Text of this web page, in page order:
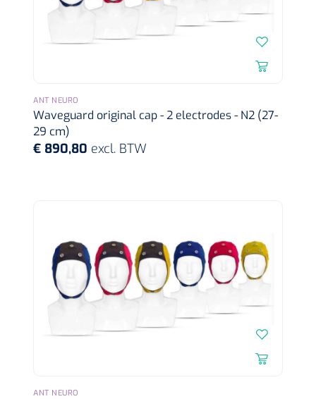
Griffioen
Chirurgische pincet - 14 cm - 1 st
ANT NEURO
Waveguard original cap - 2 electrodes - N2 (27-
29 cm)
€ 890,80 excl. BTW
ANT NEURO